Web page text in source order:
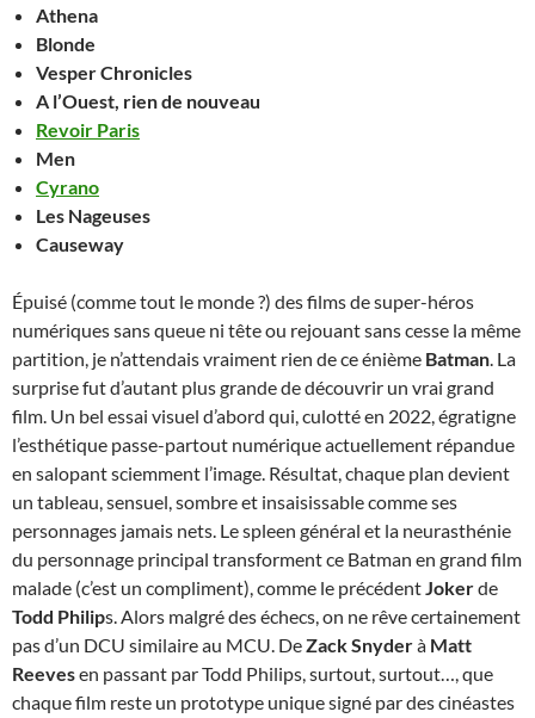
Athena
Blonde
Vesper Chronicles
A l’Ouest, rien de nouveau
Revoir Paris
Men
Cyrano
Les Nageuses
Causeway
Épuisé (comme tout le monde ?) des films de super-héros
numériques sans queue ni tête ou rejouant sans cesse la même
partition, je n’attendais vraiment rien de ce énième Batman. La
surprise fut d’autant plus grande de découvrir un vrai grand
film. Un bel essai visuel d’abord qui, culotté en 2022, égratigne
l’esthétique passe-partout numérique actuellement répandue
en salopant sciemment l’image. Résultat, chaque plan devient
un tableau, sensuel, sombre et insaisissable comme ses
personnages jamais nets. Le spleen général et la neurasthénie
du personnage principal transforment ce Batman en grand film
malade (c’est un compliment), comme le précédentJokerde
Todd Philips. Alors malgré des échecs, on ne rêve certainement
pas d’un DCU similaire au MCU. DeZack Snyderà Matt
Reevesen passant par Todd Philips, surtout, surtout…, que
chaque film reste un prototype unique signé par des cinéastes